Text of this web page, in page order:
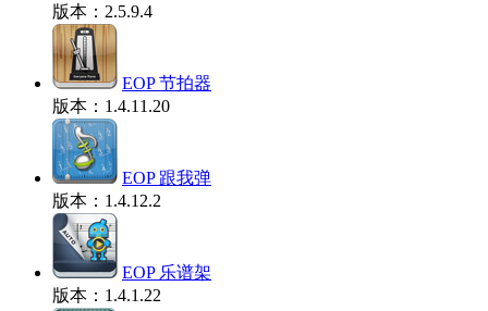
版本：2.5.9.4
EOP 节拍器
版本：1.4.11.20
EOP 跟我弹
版本：1.4.12.2
EOP 乐谱架
版本：1.4.1.22